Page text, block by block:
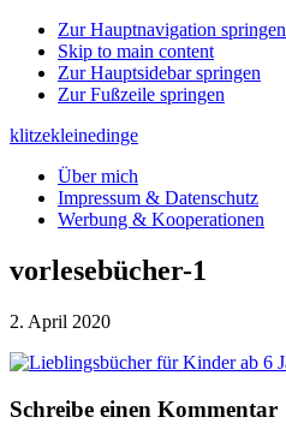
Zur Hauptnavigation springen
Skip to main content
Zur Hauptsidebar springen
Zur Fußzeile springen
klitzekleinedinge
Über mich
Impressum & Datenschutz
Werbung & Kooperationen
vorlesebücher-1
2. April 2020
Leser-
Schreibe einen Kommentar